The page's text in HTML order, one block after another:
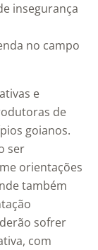
insegurança
no campo
e
de
goianos.
ser
orientações
também
sofrer
com